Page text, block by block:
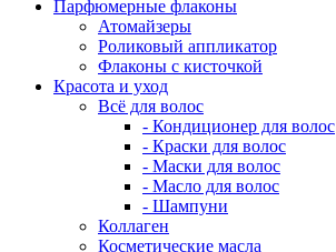
Парфюмерные флаконы
Атомайзеры
Роликовый аппликатор
Флаконы с кисточкой
Красота и уход
Всё для волос
- Кондиционер для волос
- Краски для волос
- Маски для волос
- Масло для волос
- Шампуни
Коллаген
Косметические масла